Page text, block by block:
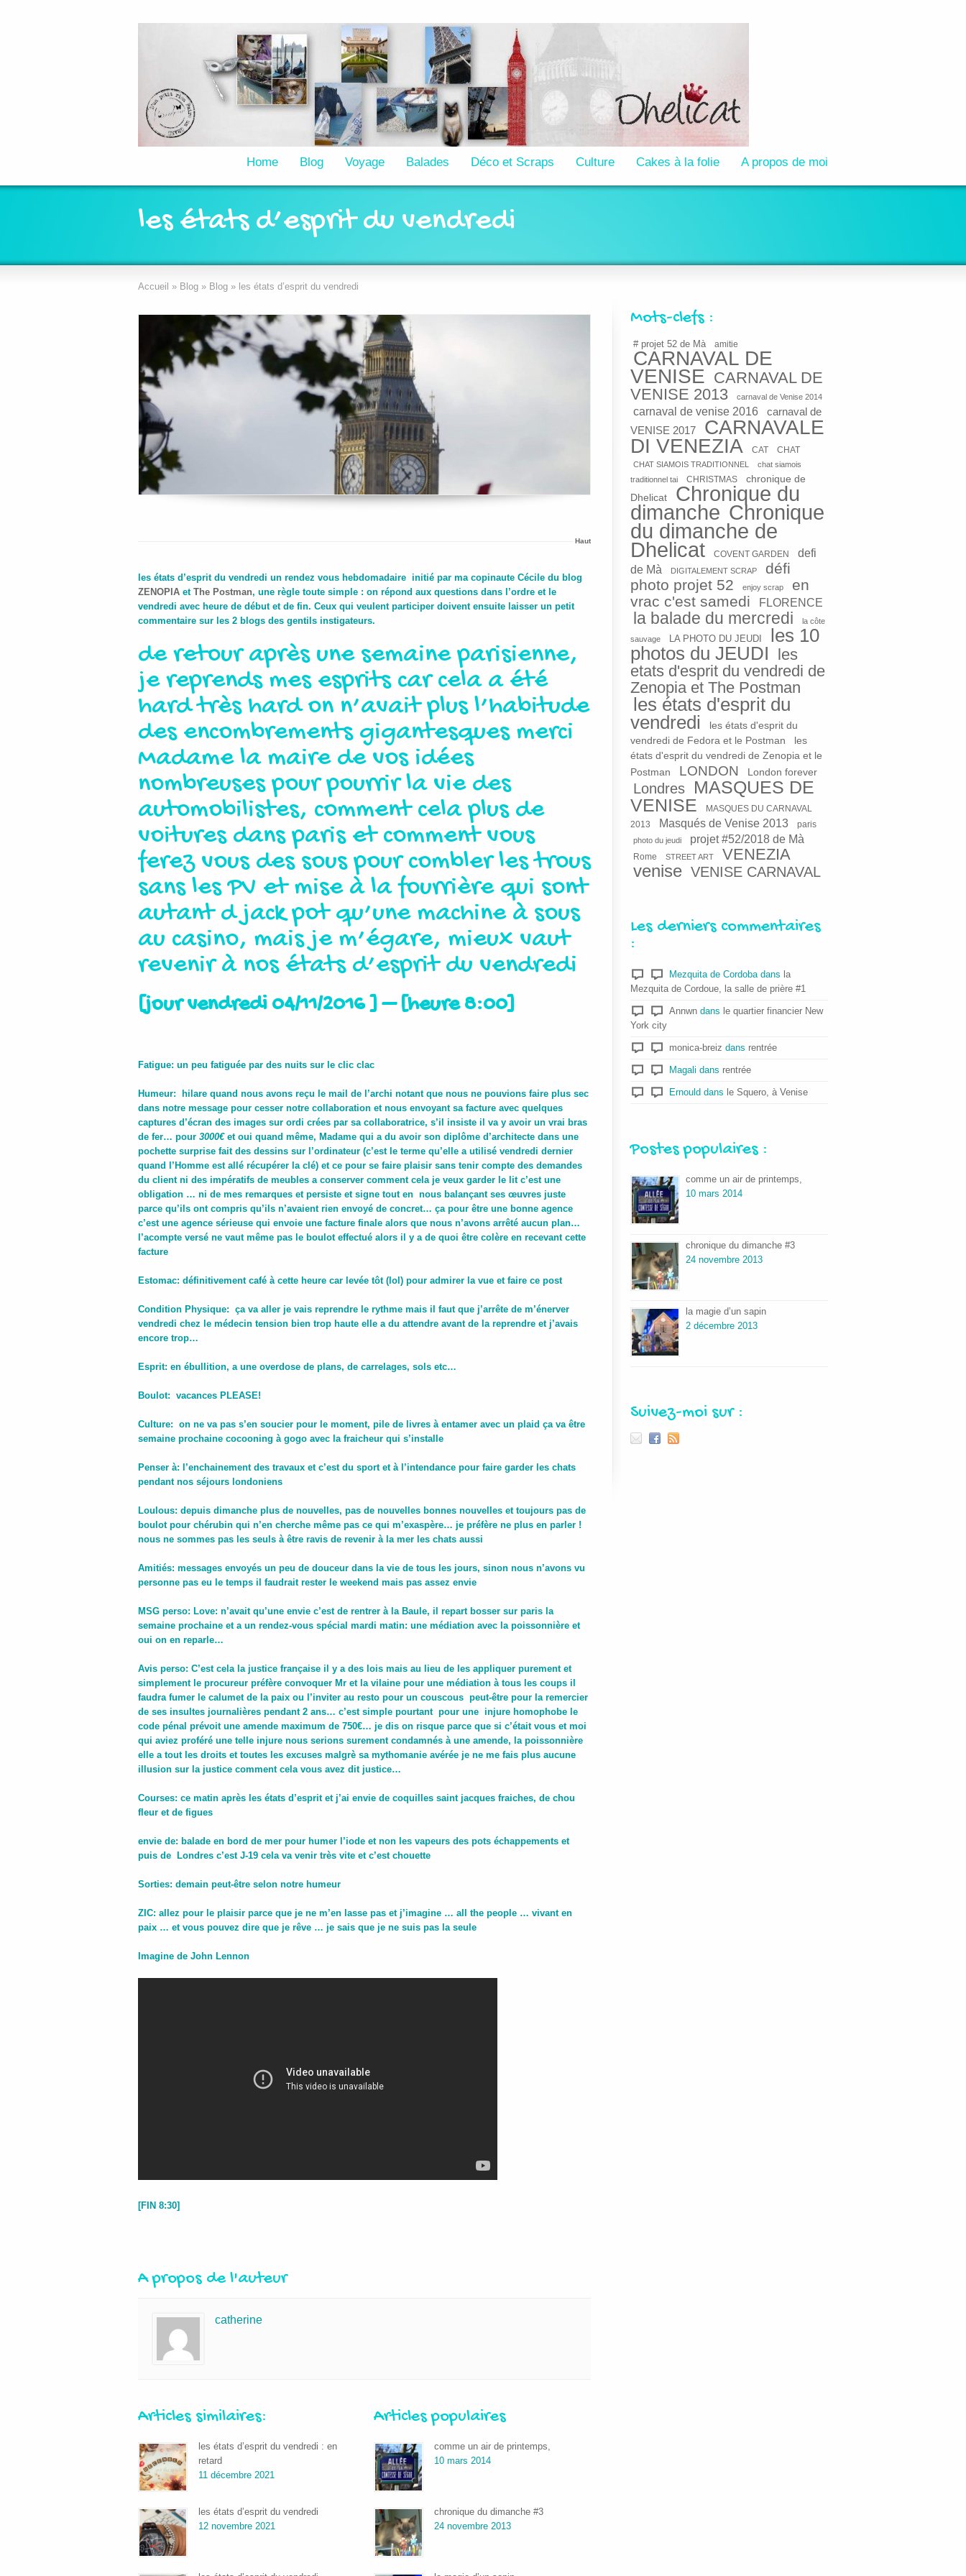
Home Blog Voyage Balades Déco et Scraps Culture Cakes à la folie A propos de moi
les états d’esprit du vendredi
Accueil » Blog » Blog » les états d’esprit du vendredi
Haut
les états d’esprit du vendredi un rendez vous hebdomadaire initié par ma copinaute Cécile du blog
ZENOPIA et The Postman, une règle toute simple : on répond aux questions dans l’ordre et le
vendredi avec heure de début et de fin. Ceux qui veulent participer doivent ensuite laisser un petit
commentaire sur les 2 blogs des gentils instigateurs.
de retour après une semaine parisienne,
je reprends mes esprits car cela a été
hard très hard on n’avait plus l’habitude
des encombrements gigantesques merci
Madame la maire de vos idées
nombreuses pour pourrir la vie des
automobilistes, comment cela plus de
voitures dans paris et comment vous
ferez vous des sous pour combler les trous
sans les PV et mise à la fourrière qui sont
autant d jack pot qu’une machine à sous
au casino, mais je m’égare, mieux vaut
revenir à nos états d’esprit du vendredi
[jour vendredi 04/11/2016 ] – [heure 8:00]
Fatigue: un peu fatiguée par des nuits sur le clic clac
Humeur: hilare quand nous avons reçu le mail de l’archi notant que nous ne pouvions faire plus sec
dans notre message pour cesser notre collaboration et nous envoyant sa facture avec quelques
captures d’écran des images sur ordi crées par sa collaboratrice, s’il insiste il va y avoir un vrai bras
de fer… pour 3000€ et oui quand même, Madame qui a du avoir son diplôme d’architecte dans une
pochette surprise fait des dessins sur l’ordinateur (c’est le terme qu’elle a utilisé vendredi dernier
quand l’Homme est allé récupérer la clé) et ce pour se faire plaisir sans tenir compte des demandes
du client ni des impératifs de meubles a conserver comment cela je veux garder le lit c’est une
obligation … ni de mes remarques et persiste et signe tout en nous balançant ses œuvres juste
parce qu’ils ont compris qu’ils n’avaient rien envoyé de concret… ça pour être une bonne agence
c’est une agence sérieuse qui envoie une facture finale alors que nous n’avons arrêté aucun plan…
l’acompte versé ne vaut même pas le boulot effectué alors il y a de quoi être colère en recevant cette
facture
Estomac: définitivement café à cette heure car levée tôt (lol) pour admirer la vue et faire ce post
Condition Physique: ça va aller je vais reprendre le rythme mais il faut que j’arrête de m’énerver
vendredi chez le médecin tension bien trop haute elle a du attendre avant de la reprendre et j’avais
encore trop…
Esprit: en ébullition, a une overdose de plans, de carrelages, sols etc…
Boulot: vacances PLEASE!
Culture: on ne va pas s’en soucier pour le moment, pile de livres à entamer avec un plaid ça va être
semaine prochaine cocooning à gogo avec la fraicheur qui s’installe
Penser à: l’enchainement des travaux et c’est du sport et à l’intendance pour faire garder les chats
pendant nos séjours londoniens
Loulous: depuis dimanche plus de nouvelles, pas de nouvelles bonnes nouvelles et toujours pas de
boulot pour chérubin qui n’en cherche même pas ce qui m’exaspère… je préfère ne plus en parler !
nous ne sommes pas les seuls à être ravis de revenir à la mer les chats aussi
Amitiés: messages envoyés un peu de douceur dans la vie de tous les jours, sinon nous n’avons vu
personne pas eu le temps il faudrait rester le weekend mais pas assez envie
MSG perso: Love: n’avait qu’une envie c’est de rentrer à la Baule, il repart bosser sur paris la
semaine prochaine et a un rendez-vous spécial mardi matin: une médiation avec la poissonnière et
oui on en reparle…
Avis perso: C’est cela la justice française il y a des lois mais au lieu de les appliquer purement et
simplement le procureur préfère convoquer Mr et la vilaine pour une médiation à tous les coups il
faudra fumer le calumet de la paix ou l’inviter au resto pour un couscous peut-être pour la remercier
de ses insultes journalières pendant 2 ans… c’est simple pourtant pour une injure homophobe le
code pénal prévoit une amende maximum de 750€… je dis on risque parce que si c’était vous et moi
qui aviez proféré une telle injure nous serions surement condamnés à une amende, la poissonnière
elle a tout les droits et toutes les excuses malgrè sa mythomanie avérée je ne me fais plus aucune
illusion sur la justice comment cela vous avez dit justice…
Courses: ce matin après les états d’esprit et j’ai envie de coquilles saint jacques fraiches, de chou
fleur et de figues
envie de: balade en bord de mer pour humer l’iode et non les vapeurs des pots échappements et
puis de Londres c’est J-19 cela va venir très vite et c’est chouette
Sorties: demain peut-être selon notre humeur
ZIC: allez pour le plaisir parce que je ne m’en lasse pas et j’imagine … all the people … vivant en
paix … et vous pouvez dire que je rêve … je sais que je ne suis pas la seule
Imagine de John Lennon
[FIN 8:30]
A propos de l'auteur
catherine
Articles similaires:
les états d’esprit du vendredi : en
retard
11 décembre 2021
les états d’esprit du vendredi
12 novembre 2021
Articles populaires
comme un air de printemps,
10 mars 2014
chronique du dimanche #3
24 novembre 2013
Mots-clefs :
# projet 52 de Mà amitie
CARNAVAL DE
VENISE CARNAVAL DE
VENISE 2013
carnaval de Venise 2014
carnaval de venise 2016
carnaval de
VENISE 2017
CARNAVALE
DI VENEZIA
CAT CHAT
CHAT SIAMOIS TRADITIONNEL
chat siamois
traditionnel tai
CHRISTMAS
chronique de
Dhelicat
Chronique du
dimanche Chronique
du dimanche de
Dhelicat
COVENT GARDEN
defi
de Mà
DIGITALEMENT SCRAP
défi
photo projet 52
enjoy scrap
en
vrac c'est samedi
FLORENCE
la balade du mercredi la côte
sauvage LA PHOTO DU JEUDI
les 10
photos du JEUDI
les
etats d'esprit du vendredi de
Zenopia et The Postman
les états d'esprit du
vendredi
les états d'esprit du
vendredi de Fedora et le Postman
les
états d'esprit du vendredi de Zenopia et le
Postman
LONDON London forever
Londres
MASQUES DE
VENISE
MASQUES DU CARNAVAL
2013
Masqués de Venise 2013 paris
photo du jeudi projet #52/2018 de Mà
Rome STREET ART VENEZIA
venise VENISE CARNAVAL
Les derniers commentaires
:
Mezquita de Cordoba dans la
Mezquita de Cordoue, la salle de prière #1
Annwn dans le quartier financier New
York city
monica-breiz dans rentrée
Magali dans rentrée
Ernould dans le Squero, à Venise
Postes populaires :
comme un air de printemps,
10 mars 2014
chronique du dimanche #3
24 novembre 2013
la magie d’un sapin
2 décembre 2013
Suivez-moi sur :